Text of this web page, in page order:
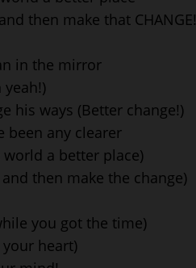
then make that CHANGE!
in the mirror
his ways (Better change!)
been any clearer
a better place)
then make the change)
you got the time)
your heart)